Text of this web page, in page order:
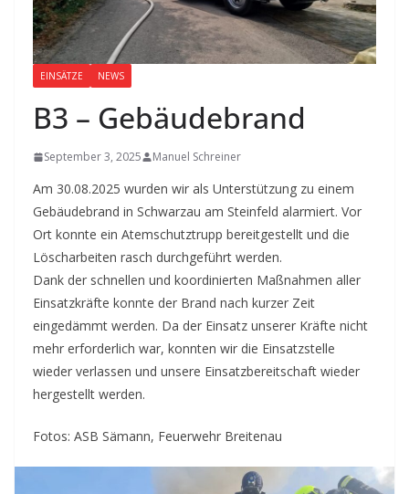
EINSÄTZE NEWS
B3 – Gebäudebrand
September 3, 2025 Manuel Schreiner
Am 30.08.2025 wurden wir als Unterstützung zu einem
Gebäudebrand in Schwarzau am Steinfeld alarmiert. Vor
Ort konnte ein Atemschutztrupp bereitgestellt und die
Löscharbeiten rasch durchgeführt werden.
Dank der schnellen und koordinierten Maßnahmen aller
Einsatzkräfte konnte der Brand nach kurzer Zeit
eingedämmt werden. Da der Einsatz unserer Kräfte nicht
mehr erforderlich war, konnten wir die Einsatzstelle
wieder verlassen und unsere Einsatzbereitschaft wieder
hergestellt werden.
Fotos: ASB Sämann, Feuerwehr Breitenau